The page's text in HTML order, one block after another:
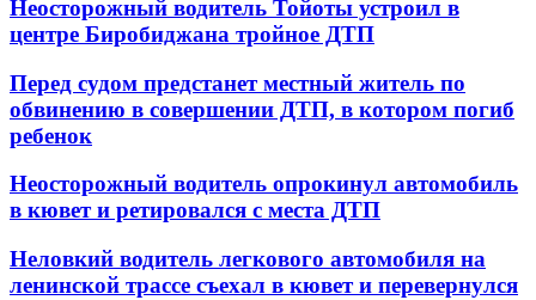
Неосторожный водитель Тойоты устроил в
центре Биробиджана тройное ДТП
Перед судом предстанет местный житель по
обвинению в совершении ДТП, в котором погиб
ребенок
Неосторожный водитель опрокинул автомобиль
в кювет и ретировался с места ДТП
Неловкий водитель легкового автомобиля на
ленинской трассе съехал в кювет и перевернулся